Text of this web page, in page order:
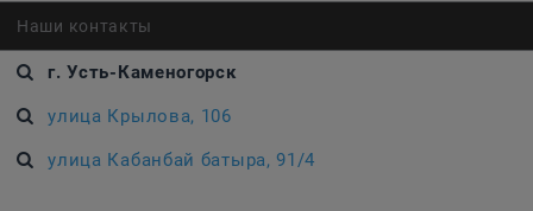
Наши контакты
г. Усть-Каменогорск
улица Крылова, 106
улица Кабанбай батыра, 91/4